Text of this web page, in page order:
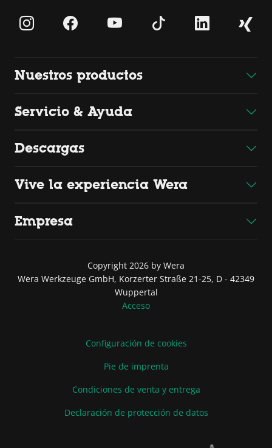
Nuestros productos
Servicio & Ayuda
Descargas
Vive la experiencia Wera
Empresa
Copyright 2026 by Wera
Wera Werkzeuge GmbH, Korzerter Straße 21-25, D - 42349
Wuppertal
Acceso
Configuración de cookies
Pie de imprenta
Condiciones de venta y entrega
Declaración de protección de datos